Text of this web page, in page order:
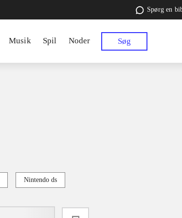
Spørg en
Musik Spil Noder Søg
Nintendo ds